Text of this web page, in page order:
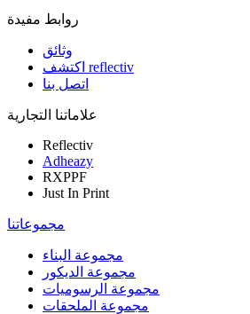
روابط مفيدة
وثائق
اكتشف reflectiv
اتصل بنا
علاماتنا التجارية
Reflectiv
Adheazy
RXPPF
Just In Print
مجموعاتنا
مجموعة البناء
مجموعة الديكور
مجموعة الرسوميات
مجموعة الملحقات